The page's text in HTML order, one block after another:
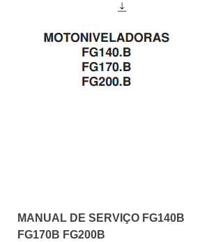
MANUAL DE SERVIÇO FG140B
FG170B FG200B